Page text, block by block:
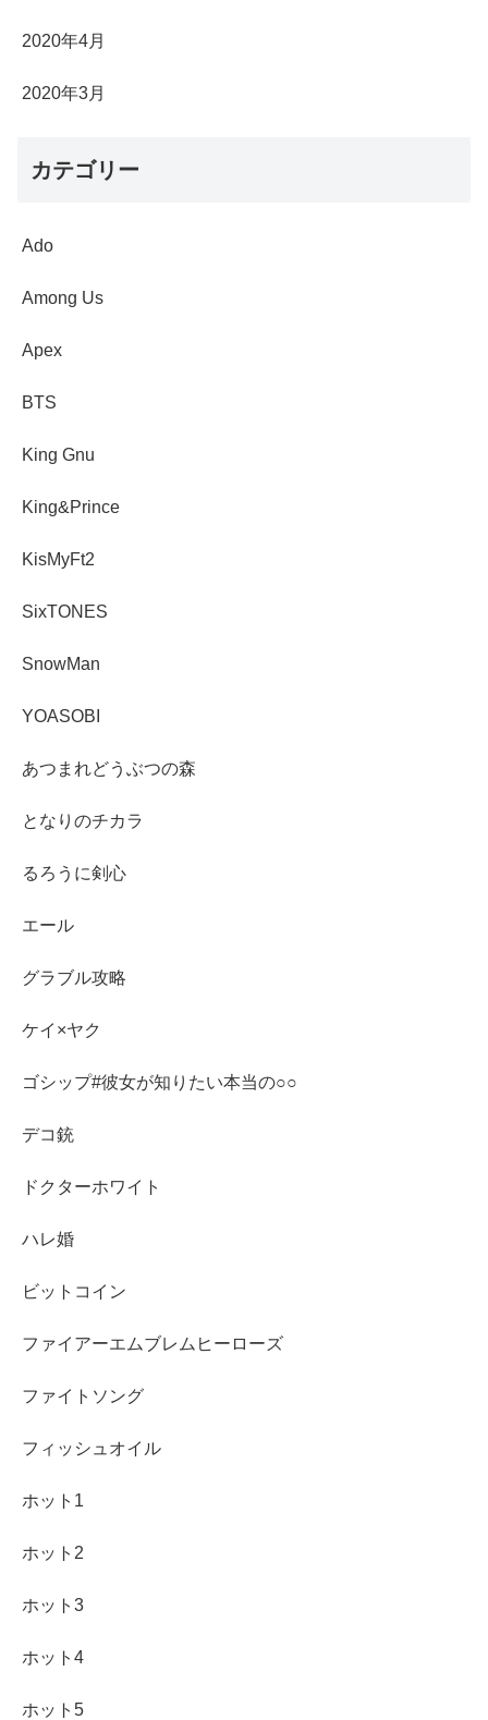
2020年4月
2020年3月
カテゴリー
Ado
Among Us
Apex
BTS
King Gnu
King&Prince
KisMyFt2
SixTONES
SnowMan
YOASOBI
あつまれどうぶつの森
となりのチカラ
るろうに剣心
エール
グラブル攻略
ケイ×ヤク
ゴシップ#彼女が知りたい本当の○○
デコ銃
ドクターホワイト
ハレ婚
ビットコイン
ファイアーエムブレムヒーローズ
ファイトソング
フィッシュオイル
ホット1
ホット2
ホット3
ホット4
ホット5